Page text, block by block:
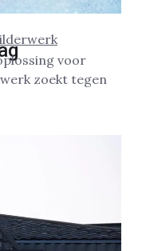
voor
zoekt tegen